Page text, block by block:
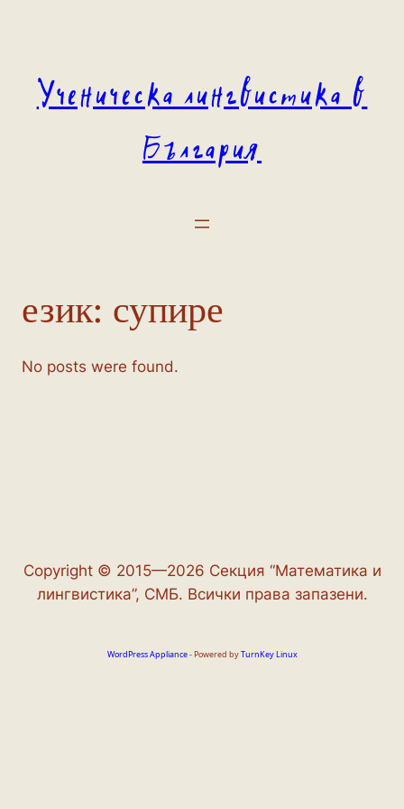
Ученическа лингвистика в
България
език: супире
No posts were found.
Copyright © 2015—2026 Секция “Математика и
лингвистика”, СМБ. Всички права запазени.
WordPress Appliance- Powered byTurnKey Linux